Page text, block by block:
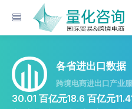
各省进出口数据
跨境电商进出口产业
30.01 百亿元18.6 百亿元